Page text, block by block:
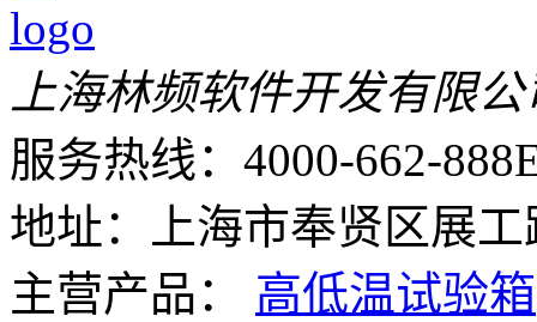
上海林频软件开发有限公
服务热线：4000-662-888
地址：上海市奉贤区展工
主营产品： 高低温试验箱